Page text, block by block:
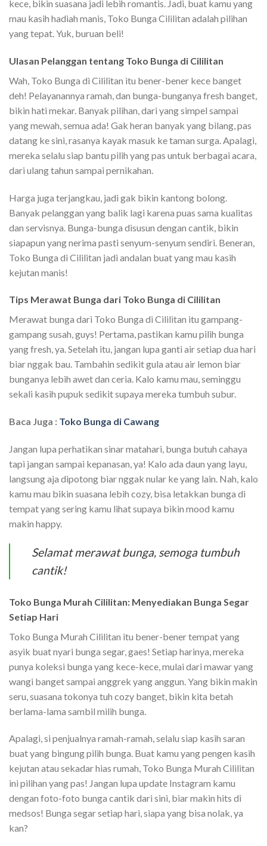
kece, bikin suasana jadi lebih romantis. Jadi, buat kamu yang
mau kasih hadiah manis, Toko Bunga Cililitan adalah pilihan
yang tepat. Yuk, buruan beli!
Ulasan Pelanggan tentang Toko Bunga di Cililitan
Wah, Toko Bunga di Cililitan itu bener-bener kece banget
deh! Pelayanannya ramah, dan bunga-bunganya fresh banget,
bikin hati mekar. Banyak pilihan, dari yang simpel sampai
yang mewah, semua ada! Gak heran banyak yang bilang, pas
datang ke sini, rasanya kayak masuk ke taman surga. Apalagi,
mereka selalu siap bantu pilih yang pas untuk berbagai acara,
dari ulang tahun sampai pernikahan.
Harga juga terjangkau, jadi gak bikin kantong bolong.
Banyak pelanggan yang balik lagi karena puas sama kualitas
dan servisnya. Bunga-bunga disusun dengan cantik, bikin
siapapun yang nerima pasti senyum-senyum sendiri. Beneran,
Toko Bunga di Cililitan jadi andalan buat yang mau kasih
kejutan manis!
Tips Merawat Bunga dari Toko Bunga di Cililitan
Merawat bunga dari Toko Bunga di Cililitan itu gampang-
gampang susah, guys! Pertama, pastikan kamu pilih bunga
yang fresh, ya. Setelah itu, jangan lupa ganti air setiap dua hari
biar nggak bau. Tambahin sedikit gula atau air lemon biar
bunganya lebih awet dan ceria. Kalo kamu mau, seminggu
sekali kasih pupuk sedikit supaya mereka tumbuh subur.
Baca Juga : Toko Bunga di Cawang
Jangan lupa perhatikan sinar matahari, bunga butuh cahaya
tapi jangan sampai kepanasan, ya! Kalo ada daun yang layu,
langsung aja dipotong biar nggak nular ke yang lain. Nah, kalo
kamu mau bikin suasana lebih cozy, bisa letakkan bunga di
tempat yang sering kamu lihat supaya bikin mood kamu
makin happy.
Selamat merawat bunga, semoga tumbuh
cantik!
Toko Bunga Murah Cililitan: Menyediakan Bunga Segar
Setiap Hari
Toko Bunga Murah Cililitan itu bener-bener tempat yang
asyik buat nyari bunga segar, gaes! Setiap harinya, mereka
punya koleksi bunga yang kece-kece, mulai dari mawar yang
wangi banget sampai anggrek yang anggun. Yang bikin makin
seru, suasana tokonya tuh cozy banget, bikin kita betah
berlama-lama sambil milih bunga.
Apalagi, si penjualnya ramah-ramah, selalu siap kasih saran
buat yang bingung pilih bunga. Buat kamu yang pengen kasih
kejutan atau sekadar hias rumah, Toko Bunga Murah Cililitan
ini pilihan yang pas! Jangan lupa update Instagram kamu
dengan foto-foto bunga cantik dari sini, biar makin hits di
medsos! Bunga segar setiap hari, siapa yang bisa nolak, ya
kan?